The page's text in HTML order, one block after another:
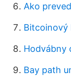
Ako
Bitcoinový
Hodvábny
Bay path